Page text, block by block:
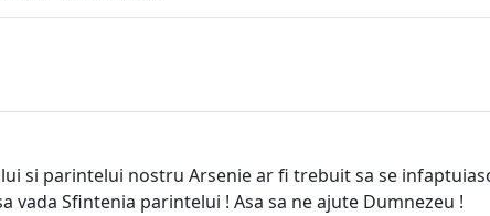
si parintelui nostru Arsenie ar fi trebuit sa se
vada Sfintenia parintelui ! Asa sa ne ajute Dumnezeu !